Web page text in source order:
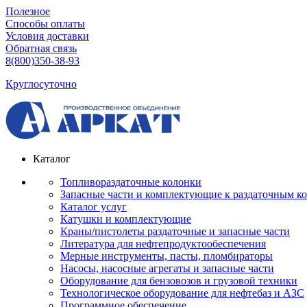
Полезное
Способы оплаты
Условия доставки
Обратная связь
8(800)350-38-93
Круглосуточно
Каталог
Топливораздаточные колонки
Запасные части и комплектующие к раздаточным
Каталог услуг
Катушки и комплектующие
Краны/пистолеты раздаточные и запасные части
Литература для нефтепродуктообеспечения
Мерные инструменты, пасты, пломбираторы
Насосы, насосные агрегаты и запасные части
Оборудование для бензовозов и грузовой техники
Технологическое оборудование для нефтебаз и АЗС